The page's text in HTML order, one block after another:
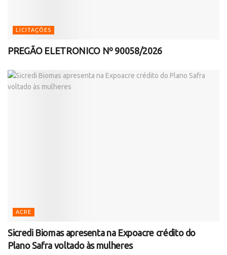
LICITAÇÕES
PREGÃO ELETRONICO Nº 90058/2026
ACRE
Sicredi Biomas apresenta na Expoacre crédito do
Plano Safra voltado às mulheres